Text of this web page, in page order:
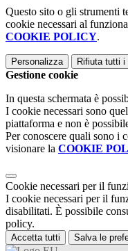
Questo sito o gli strumenti
cookie necessari al
COOKIE POLICY.
Personalizza Rifiuta tutti i
Gestione cookie
In questa schermata è
I cookie necessari sono
piattaforma e non è
Per conoscere quali sono i
visionare la COOKIE
Cookie necessari per il
I cookie necessari per il
disabilitati. È possibile
policy.
Accetta tutti Salva le